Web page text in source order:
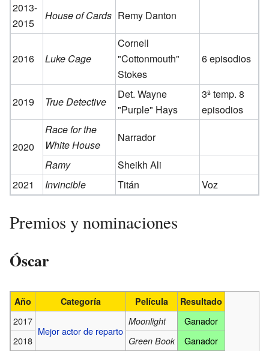
2013-
2015
House of Cards Remy Danton
2016 Luke Cage
Cornell
"Cottonmouth"
Stokes
6 episodios
2019 True Detective
Det. Wayne
"Purple" Hays
3ª temp. 8
episodios
2020
Race for the
White House
Narrador
Ramy
Sheikh Ali
2021
Invincible Titán Voz
Premios y nominaciones
Óscar
Año Categoría Película Resultado
2017
Mejor actor de reparto
Moonlight
Ganador
2018
Green Book Ganador